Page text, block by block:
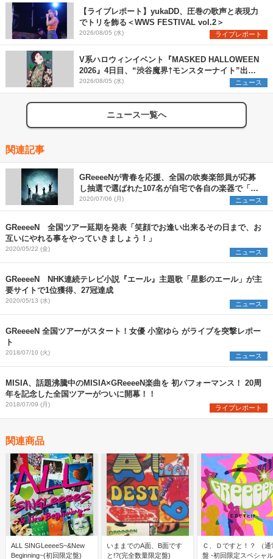
【ライブレポート】yukaDD、圧巻の歌声と表現力
でトリを飾る＜WWS FESTIVAL vol.2＞
2026/08/05 (水) ライブレポート
V系ハロウィンイベント『MASKED HALLOWEEN
2026』4日目、“渋谷魔界†モンスターナイト”出演6
組を発表
2026/08/05 (水) ニュース
ニュース一覧へ
関連記事
GReeeeNが青春を応援、全国の吹奏楽部員が応募
し抽選で選ばれた107名が自宅で各自の楽器で「星
影のエール」を演奏
2020/07/06 (月) ニュース
GReeeeN 全国ツアー延期を発表「笑顔でお逢い出来るその日まで、お
互いにやれる事をやっていきましょう！」
2020/05/22 (金) ニュース
GReeeeN NHK連続テレビ小説『エール』主題歌「星影のエール」が主
要サイトで1位獲得、27冠達成
2020/05/13 (水) ニュース
GReeeeN 全国ツアーがスタート！女優 小室ゆら がライブを突撃レポー
ト
2018/07/10 (火) ニュース
MISIA、話題沸騰中のMISIA×GReeeeN楽曲を 初パフォーマンス！ 20周
年を記念した全国ツアーがついに開幕！！
2018/07/09 (月) ライブレポート
関連商品
ALL SINGLeeeeS~&New
Beginning~(初回限定盤)
いままでのA面、B面です
と!?(完全数量限定盤)
Ｃ、Ｄですと！？ （通
盤 -初回限定スペシャ